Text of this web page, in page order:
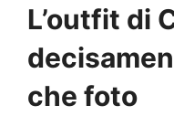
L’outfit di
che foto